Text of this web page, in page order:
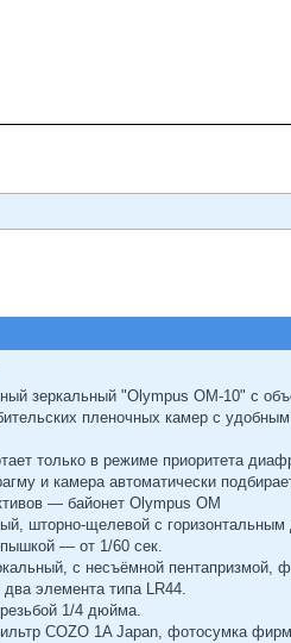
зеркальный "Olympus OM-10" с
пленочных камер с
только в режиме приоритета
и камера автоматически
— байонет Olympus OM
шторно-щелевой с
— от 1/60 сек.
с несъёмной пентапризмой,
элемента типа LR44.
1/4 дюйма.
COZO 1A Japan, фотосумка